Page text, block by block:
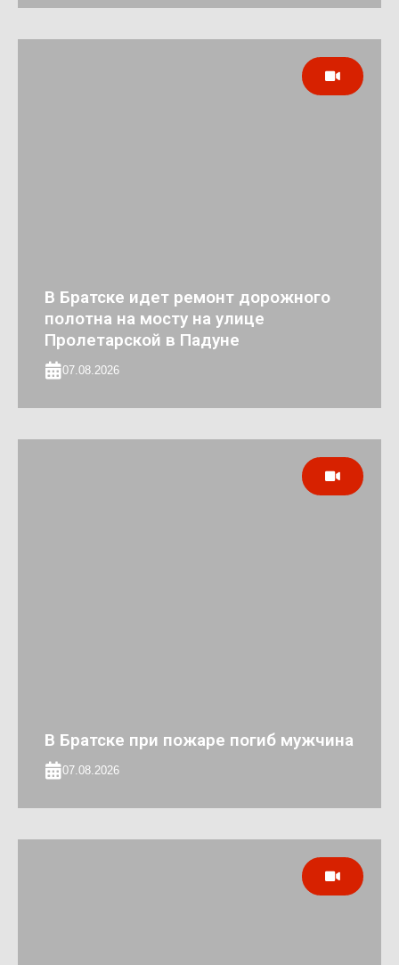
В Братске идет ремонт дорожного
полотна на мосту на улице
Пролетарской в Падуне
07.08.2026
В Братске при пожаре погиб мужчина
07.08.2026